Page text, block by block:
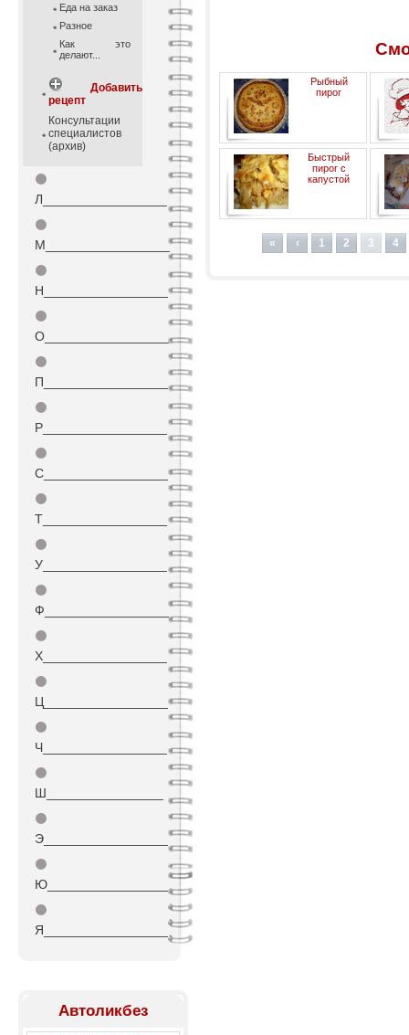
Еда на заказ
Разное
Как это
делают...
Добавить
рецепт
Консультации
специалистов
(архив)
⚫
Л_________________
⚫
М_________________
⚫
Н_________________
⚫
О_________________
⚫
П_________________
⚫
Р_________________
⚫
С_________________
⚫
Т_________________
⚫
У_________________
⚫
Ф_________________
⚫
Х_________________
⚫
Ц_________________
⚫
Ч_________________
⚫
Ш________________
⚫
Э_________________
⚫
Ю_________________
⚫
Я_________________
Автоликбез
Рыбный
пирог
Быстрый
пирог с
капустой
« ‹ 1 2 3 4